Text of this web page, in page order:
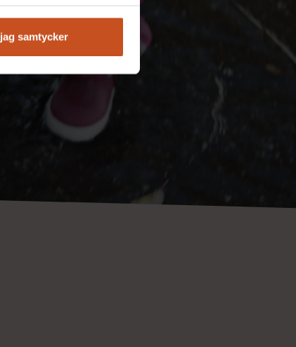
samtycker